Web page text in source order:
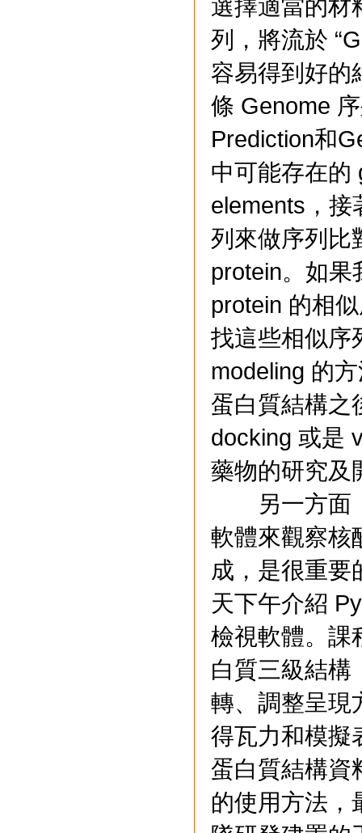
選擇適當的材
列，將流於
容易得到好的
條 Genome
Prediction和
中可能存在的
elements，接
列來做序列比
protein。如果
protein 的相
找這些相似序
modeling 的
蛋白質結構之
docking 或是
藥物的研究及
另一方面，
軟體來觀察核
成，是很重要
天下午介紹
檢視軟體。課
白質三級結構
轉、調整呈現
得瓦力和模擬
蛋白質結構資
的使用方法，